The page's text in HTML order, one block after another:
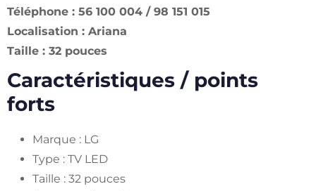
Téléphone : 56 100 004 / 98 151 015
Localisation : Ariana
Taille : 32 pouces
Caractéristiques / points
forts
Marque : LG
Type : TV LED
Taille : 32 pouces